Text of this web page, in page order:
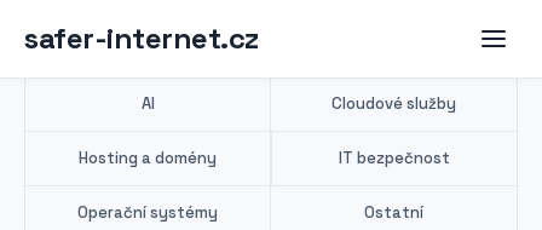
safer-internet.cz
AI Cloudové služby
Hosting a domény IT bezpečnost
Operační systémy Ostatní